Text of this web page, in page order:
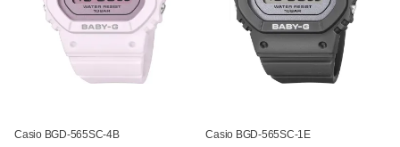
Casio BGD-565SC-4B
Casio BGD-565SC-1E